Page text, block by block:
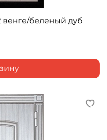
венге/беленый дуб